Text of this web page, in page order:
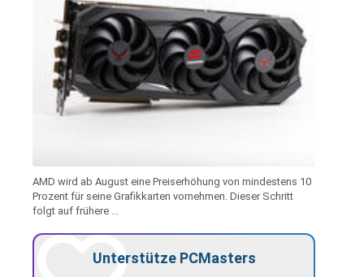
AMD wird ab August eine Preiserhöhung von mindestens 10
Prozent für seine Grafikkarten vornehmen. Dieser Schritt
folgt auf frühere ...
Unterstütze PCMasters